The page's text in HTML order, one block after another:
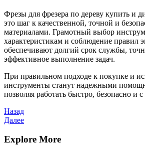
Фрезы для фрезера по дереву купить и
это шаг к качественной, точной и
материалами. Грамотный выбор
характеристикам и соблюдение правил
обеспечивают долгий срок службы,
эффективное выполнение задач.
При правильном подходе к покупке и
инструменты станут надежными
позволяя работать быстро, безопасно и
Навигация
по
записям
Предыдущая
запись
Назад
Следующая
Далее
Explore More